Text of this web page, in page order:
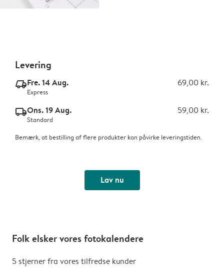
Levering
delivery_express_v2Fre. 14 Aug. 69,00 kr.
Express
delivery_standard_v2Ons. 19 Aug. 59,00 kr.
Standard
Bemærk, at bestilling af flere produkter kan påvirke leveringstiden.
Lav nu
Folk elsker vores fotokalendere
5 stjerner fra vores tilfredse kunder